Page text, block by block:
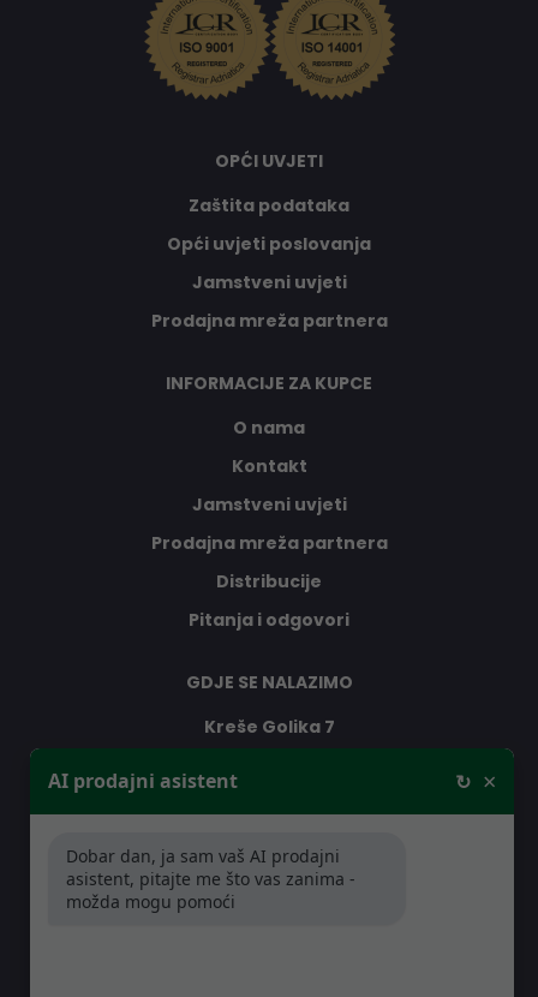
OPĆI UVJETI
Zaštita podataka
Opći uvjeti poslovanja
Jamstveni uvjeti
Prodajna mreža partnera
INFORMACIJE ZA KUPCE
O nama
Kontakt
Jamstveni uvjeti
Prodajna mreža partnera
Distribucije
Pitanja i odgovori
GDJE SE NALAZIMO
Kreše Golika 7
RADNO VRIJEME
Pon-Čet: 08:30 - 16:30h
AI prodajni asistent ↻ ×
Dobar dan, ja sam vaš AI prodajni
asistent, pitajte me što vas zanima -
možda mogu pomoći